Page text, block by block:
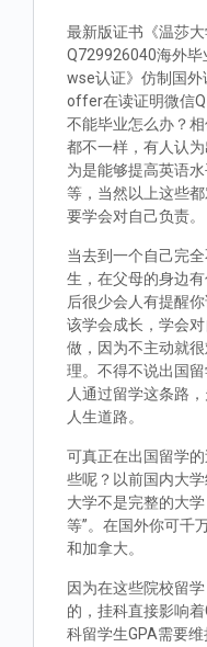
最新版证书《温莎
Q729926040海外
wse认证》仿制国
offer在读证明微信
不能毕业怎么办？
都不一样，有人认
为是能够提高英语
等，当然以上这些
要学会对自己负责。
当去到一个自己完
生，在父母的身边
后很少会人有提醒
该学会成长，学会
做，因为不主动就
理。不得不说出国
人通过留学这条路
人生道路。
可真正在出国留学
些呢？以前国内大
大学不是完整的大
等”。在国外你可千
和加拿大。
因为在这些院校留
的，挂科直接影响
科留学生GPA需要